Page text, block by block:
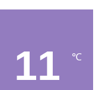
11 ℃